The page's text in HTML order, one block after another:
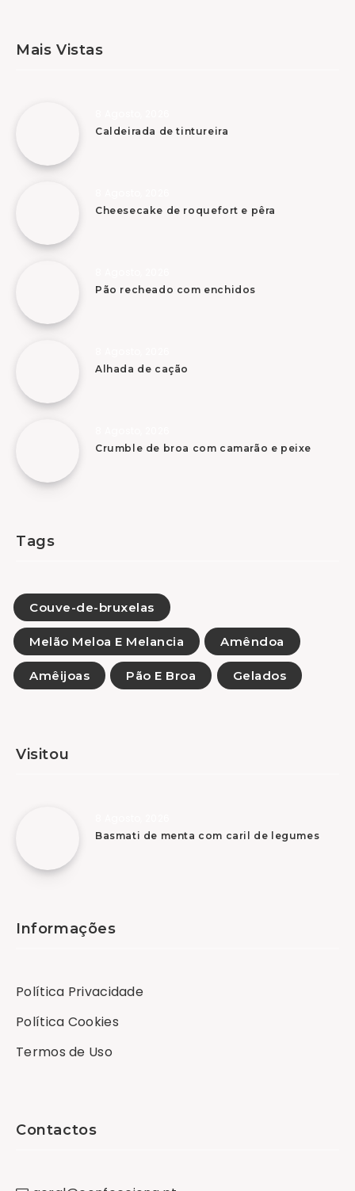
Mais Vistas
Caldeirada de tintureira
Cheesecake de roquefort e pêra
Pão recheado com enchidos
Alhada de cação
Crumble de broa com camarão e peixe
Tags
Couve-de-bruxelas
Melão Meloa E Melancia Amêndoa
Amêijoas Pão E Broa Gelados
Visitou
Basmati de menta com caril de legumes
Informações
Política Privacidade
Política Cookies
Termos de Uso
Contactos